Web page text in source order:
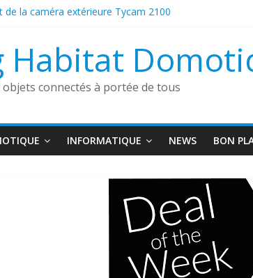
de la caméra extérieure Tycam 2100
du boîtier sans fil Heatzy Pilote
Caméra et Tasmota
utiliser un aspirateur robot dans une maison
Habitat
connectés à portée de tous
INFORMATIQUE NEWS BON